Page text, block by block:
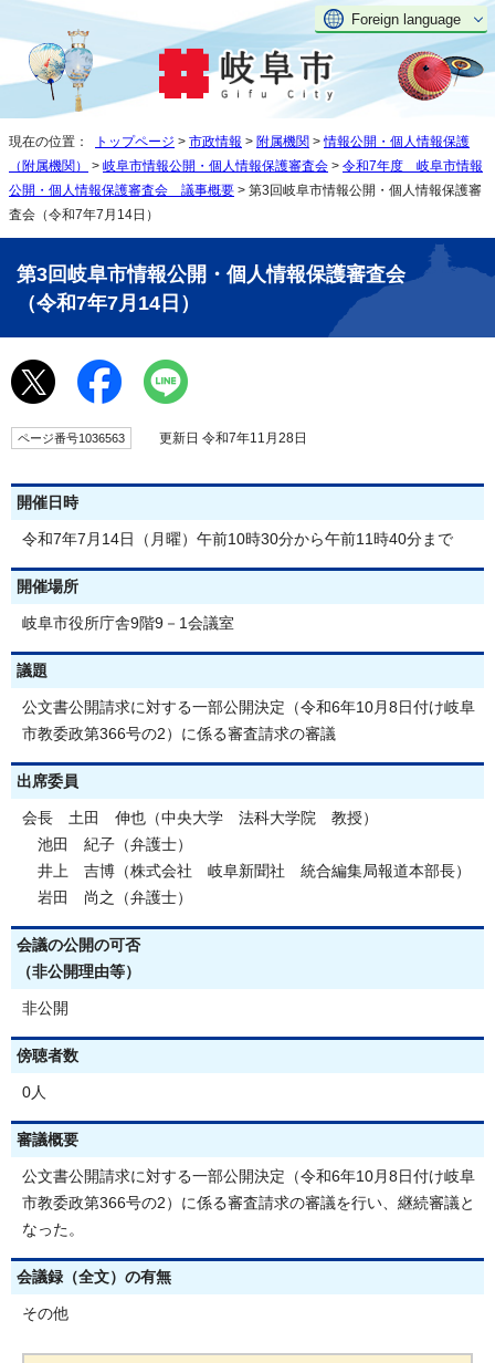
Foreign language
現在の位置： トップページ > 市政情報 > 附属機関 >情報公開・個人情報保護
（附属機関）
> 岐阜市情報公開・個人情報保護審査会 > 令和7年度 岐阜市情報
公開・個人情報保護審査会 議事概要 > 第3回岐阜市情報公開・個人情報保護審
査会（令和7年7月14日）
第3回岐阜市情報公開・個人情報保護審査会
（令和7年7月14日）
ページ番号1036563 更新日 令和7年11月28日
開催日時
令和7年7月14日（月曜）午前10時30分から午前11時40分まで
開催場所
岐阜市役所庁舎9階9－1会議室
議題
公文書公開請求に対する一部公開決定（令和6年10月8日付け岐阜
市教委政第366号の2）に係る審査請求の審議
出席委員
会長 土田 伸也（中央大学 法科大学院 教授）
池田 紀子（弁護士）
井上 吉博（株式会社 岐阜新聞社 統合編集局報道本部長）
岩田 尚之（弁護士）
会議の公開の可否
（非公開理由等）
非公開
傍聴者数
0人
審議概要
公文書公開請求に対する一部公開決定（令和6年10月8日付け岐阜
市教委政第366号の2）に係る審査請求の審議を行い、継続審議と
なった。
会議録（全文）の有無
その他